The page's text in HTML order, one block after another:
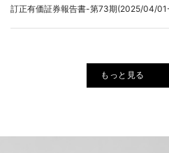
訂正有価証券報告書-第73期(2025/04/
もっと見る
2026年08月06日
2026年08月07日